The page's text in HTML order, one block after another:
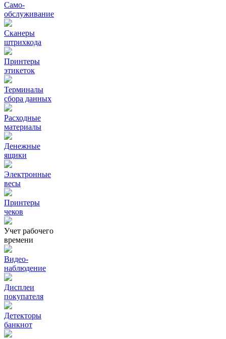
Само-
обслуживание
Сканеры
штрихкода
Принтеры
этикеток
Терминалы
сбора данных
Расходные
материалы
Денежные
ящики
Электронные
весы
Принтеры
чеков
Учет рабочего
времени
Видео‑
наблюдение
Дисплеи
покупателя
Детекторы
банкнот